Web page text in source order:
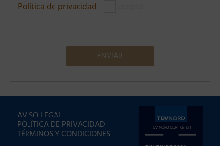
Política de privacidad
e
r
n
AVISO LEGAL
POLÍTICA DE PRIVACIDAD
TÉRMINOS Y CONDICIONES